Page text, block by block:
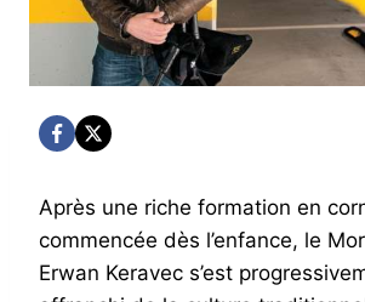
Après une riche formation en
commencée dès l’enfance, le
Erwan Keravec s’est